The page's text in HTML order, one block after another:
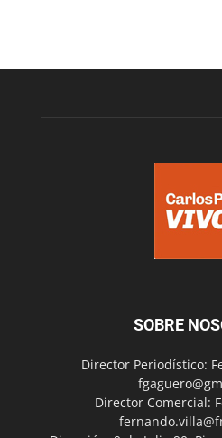
SOBRE
Director Periodístico:
Director Comercial: